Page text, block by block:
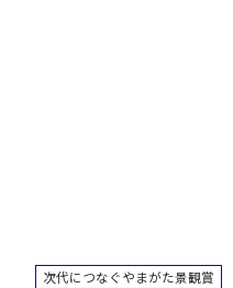
次代につなぐやまがた景観賞